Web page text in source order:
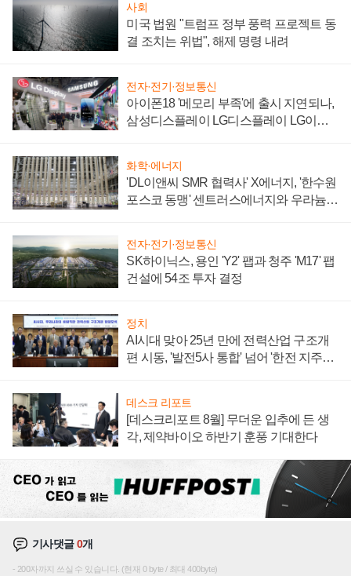
사회
미국 법원 "트럼프 정부 풍력 프로젝트 동
결 조치는 위법", 해제 명령 내려
전자·전기·정보통신
아이폰18 '메모리 부족'에 출시 지연되나,
삼성디스플레이 LG디스플레이 LG이노
화학·에너지
'DL이앤씨 SMR 협력사' X에너지, '한수원
포스코 동맹' 센트러스에너지와 우라늄
전자·전기·정보통신
SK하이닉스, 용인 'Y2' 팹과 청주 'M17' 팹
건설에 54조 투자 결정
정치
AI시대 맞아 25년 만에 전력산업 구조개
편 시동, '발전5사 통합' 넘어 '한전 지주사'
데스크 리포트
[데스크리포트 8월] 무더운 입추에 든 생
각, 제약바이오 하반기 훈풍 기대한다
기사댓글0개
200자까지 쓰실 수 있습니다. (현재 0 byte / 최대 400byte)